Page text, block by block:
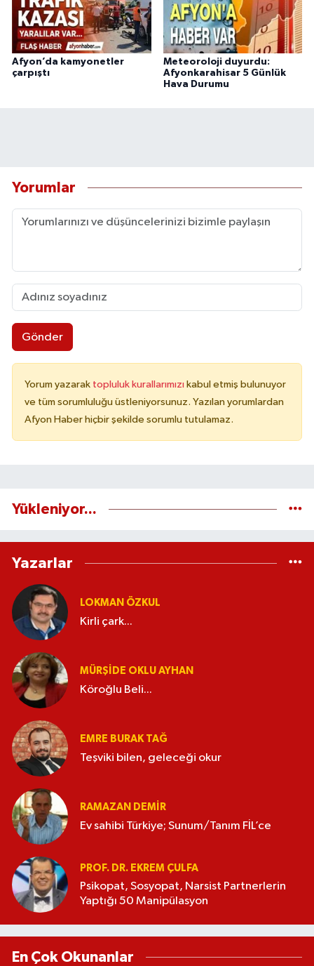
Afyon’da kamyonetler
çarpıştı
Meteoroloji duyurdu:
Afyonkarahisar 5 Günlük
Hava Durumu
Yorumlar
Gönder
Yorum yazarak topluluk kurallarımızı kabul etmiş bulunuyor
ve tüm sorumluluğu üstleniyorsunuz. Yazılan yorumlardan
Afyon Haber hiçbir şekilde sorumlu tutulamaz.
Yükleniyor...
Yazarlar
LOKMAN ÖZKUL
Kirli çark...
MÜRŞIDE OKLU AYHAN
Köroğlu Beli...
EMRE BURAK TAĞ
Teşviki bilen, geleceği okur
RAMAZAN DEMİR
Ev sahibi Türkiye; Sunum/Tanım FİL’ce
PROF. DR. EKREM ÇULFA
Psikopat, Sosyopat, Narsist Partnerlerin
Yaptığı 50 Manipülasyon
En Çok Okunanlar